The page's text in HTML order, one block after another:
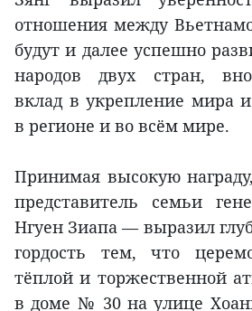
отношения между
будут и далее успешно
народов двух стран,
вклад в укрепление мира и
в регионе и во всём мире.
Принимая высокую
представитель семьи
Нгуен Зиапа — выразил
гордость тем, что
тёплой и торжественной
в доме № 30 на улице